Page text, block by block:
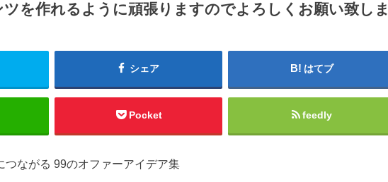
を作れるように頑張りますのでよろしくお願い致しま
シェア はてブ
Pocket feedly
つながる 99のオファーアイデア集